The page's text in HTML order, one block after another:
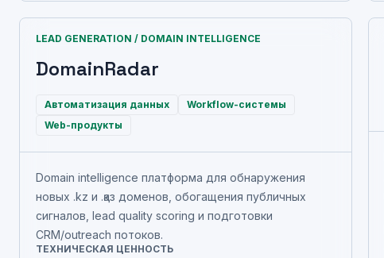
LEAD GENERATION / DOMAIN INTELLIGENCE
DomainRadar
Автоматизация данных
Workflow-системы
Web-продукты
Domain intelligence платформа для обнаружения
новых .kz и .қаз доменов, обогащения публичных
сигналов, lead quality scoring и подготовки
CRM/outreach потоков.
ТЕХНИЧЕСКАЯ ЦЕННОСТЬ